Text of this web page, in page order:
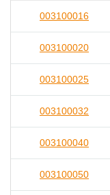
003100016
003100020
003100025
003100032
003100040
003100050